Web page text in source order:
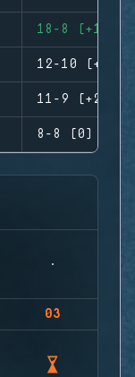
18-8 (+10)
12-10 (+2)
11-9 (+2)
8-8 (0)
03